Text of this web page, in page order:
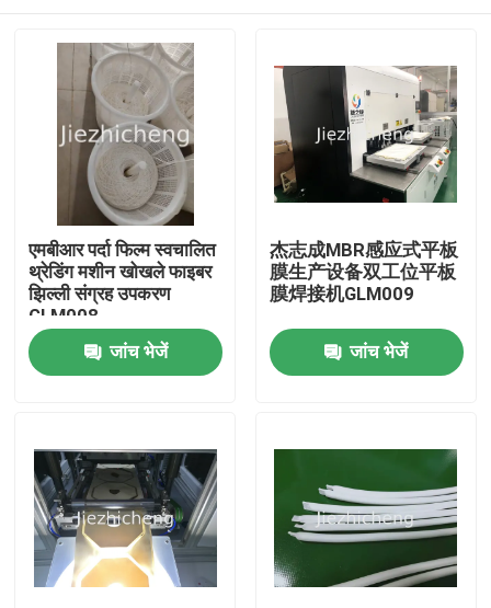
उत्पाद
वीडियो
एमबीआर पर्दा फिल्म स्वचालित
थ्रेडिंग मशीन खोखले फाइबर
झिल्ली संग्रह उपकरण
GLM008
जांच भेजें
杰志成MBR感应式平板
膜生产设备双工位平板
膜焊接机GLM009
जांच भेजें